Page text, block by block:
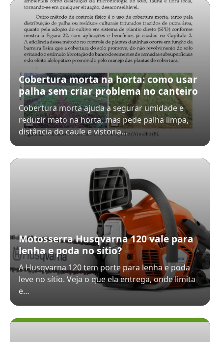
Cobertura morta na horta: como usar
palha sem criar problema no canteiro
Cobertura morta ajuda a segurar umidade e
reduzir mato na horta, mas pede palha limpa,
distância do caule e vistoria…
Motosserra Husqvarna 120 vale para
lenha e poda no sítio?
A Husqvarna 120 tem porte para lenha e poda
leve no sítio. Veja o que ela entrega, onde limita
e…